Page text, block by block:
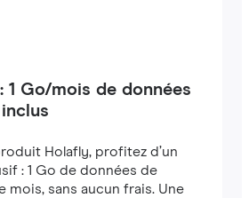
1 Go/mois de données
Holafly, profitez d’un
: 1 Go de données de
mois, sans aucun frais. Une